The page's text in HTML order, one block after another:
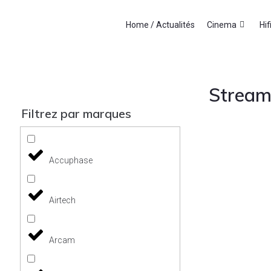
Home / Actualités Cinema Hifi
Filtrez par marques
Accuphase
Airtech
Arcam